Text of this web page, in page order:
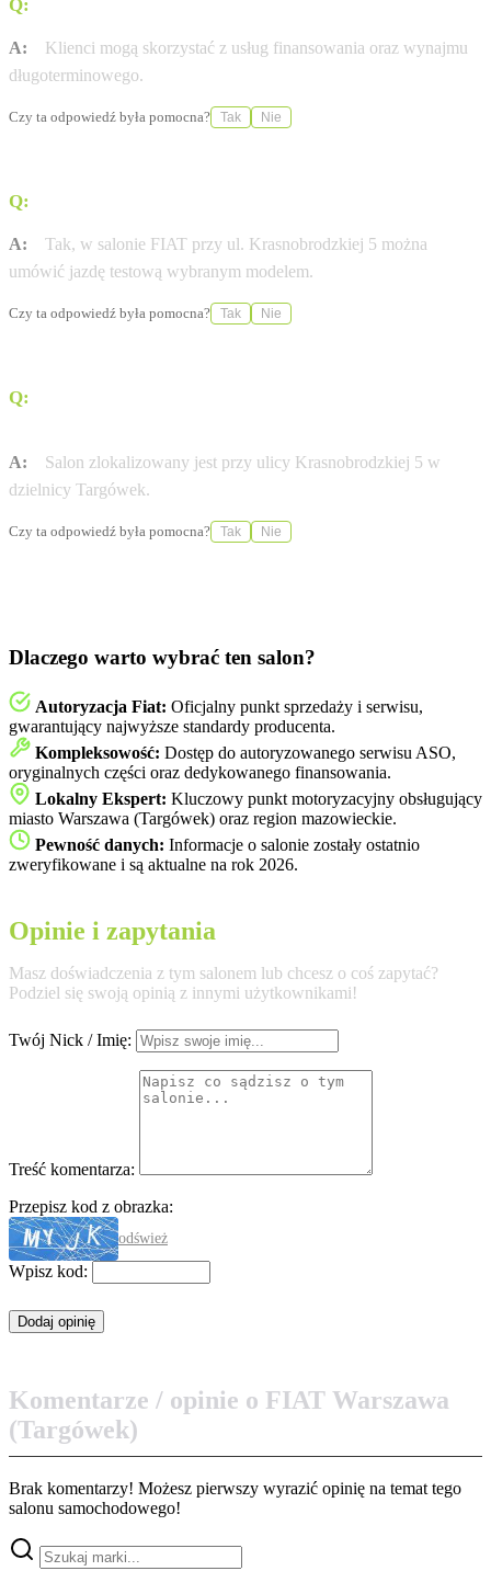
Q:
A:
Klienci mogą skorzystać z usług finansowania oraz wynajmu
długoterminowego.
Czy ta odpowiedź była pomocna? Tak Nie
Q:
A:
Tak, w salonie FIAT przy ul. Krasnobrodzkiej 5 można
umówić jazdę testową wybranym modelem.
Czy ta odpowiedź była pomocna? Tak Nie
Q:
A:
Salon zlokalizowany jest przy ulicy Krasnobrodzkiej 5 w
dzielnicy Targówek.
Czy ta odpowiedź była pomocna? Tak Nie
Dlaczego warto wybrać ten salon?
Autoryzacja Fiat: Oficjalny punkt sprzedaży i serwisu,
gwarantujący najwyższe standardy producenta.
Kompleksowość: Dostęp do autoryzowanego serwisu ASO,
oryginalnych części oraz dedykowanego finansowania.
Lokalny Ekspert: Kluczowy punkt motoryzacyjny obsługujący
miasto Warszawa (Targówek) oraz region mazowieckie.
Pewność danych: Informacje o salonie zostały ostatnio
zweryfikowane i są aktualne na rok 2026.
Opinie i zapytania
Masz doświadczenia z tym salonem lub chcesz o coś zapytać?
Podziel się swoją opinią z innymi użytkownikami!
Twój Nick / Imię:
Treść komentarza:
Przepisz kod z obrazka:
odśwież
Wpisz kod:
Komentarze / opinie o FIAT Warszawa
(Targówek)
Brak komentarzy! Możesz pierwszy wyrazić opinię na temat tego
salonu samochodowego!